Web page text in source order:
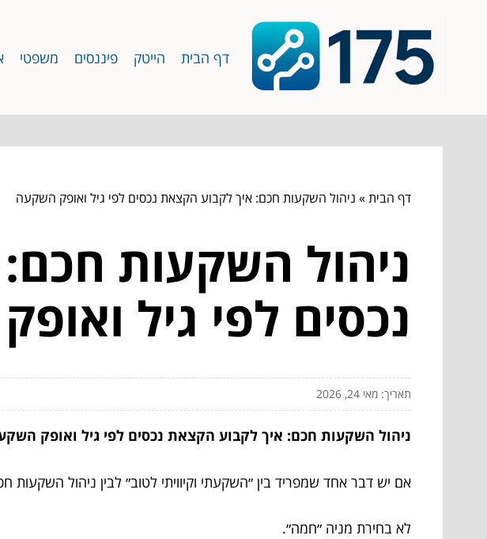
דף הבית הייטק פיננסים משפטי
דף הבית» ניהול השקעות חכם: איך לקבוע הקצאת נכסים לפי גיל ואופק השקעה
ניהול השקעות
נכסים לפי גיל
תאריך: מאי 24, 2026
ניהול השקעות חכם: איך לקבוע הקצאת נכסים לפי גיל ואופק
אם יש דבר אחד שמפריד בין ״השקעתי וקיוויתי לטוב״ לבין ניהול השקעות
לא בחירת מניה ״חמה״.